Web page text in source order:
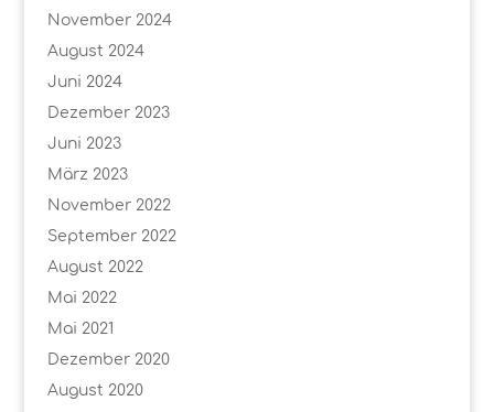
November 2024
August 2024
Juni 2024
Dezember 2023
Juni 2023
März 2023
November 2022
September 2022
August 2022
Mai 2022
Mai 2021
Dezember 2020
August 2020